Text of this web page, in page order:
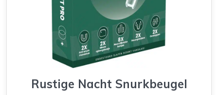
Rustige Nacht Snurkbeugel